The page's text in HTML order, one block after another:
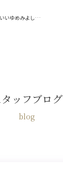
いゆめみよし…
ッフブログ
blog